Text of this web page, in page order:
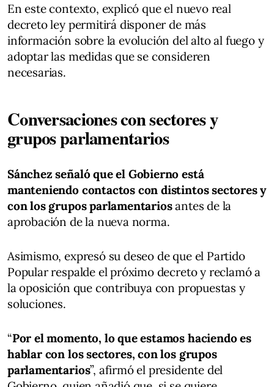
En este contexto, explicó que el nuevo real
decreto ley permitirá disponer de más
información sobre la evolución del alto al fuego y
adoptar las medidas que se consideren
necesarias.
Conversaciones con sectores y
grupos parlamentarios
Sánchez señaló que el Gobierno está
manteniendo contactos con distintos sectores y
con los grupos parlamentariosantes de la
aprobación de la nueva norma.
Asimismo, expresó su deseo de que el Partido
Popular respalde el próximo decreto y reclamó a
la oposición que contribuya con propuestas y
soluciones.
“Por el momento, lo que estamos haciendo es
hablar con los sectores, con los grupos
parlamentarios”, afirmó el presidente del